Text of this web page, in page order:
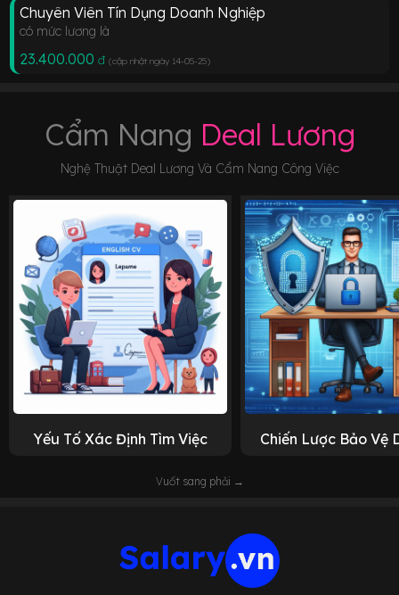
Chuyên Viên Tín Dụng Doanh Nghiệp
có mức lương là
23.400.000 đ (cập nhật ngày 14-05-25)
Cẩm Nang Deal Lương
Nghệ Thuật Deal Lương Và Cẩm Nang Công Việc
Yếu Tố Xác Định Tìm Việc Chiến Lược Bảo Vệ
Vuốt sang phải →